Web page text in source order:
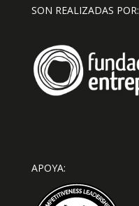
SON REALIZADAS POR:
APOYA: